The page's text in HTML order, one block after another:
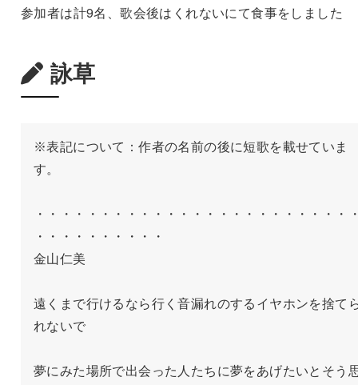
参加者は計9名、歌会後はくれないにて食事をしました
詠草
※表記について：作者の名前の後に短歌を載せていま
す。
・・・・・・・・・・・・・・・・・・・・・・・・
・・・・・・・・・・
金山仁美
遠くまで行けるなら行く音漏れのするイヤホンを捨て
れないで
夢にみた場所で出会った人たちに夢をあげたいとそう